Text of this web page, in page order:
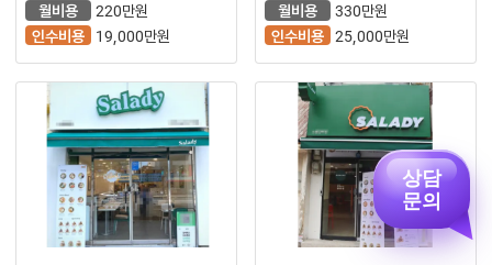
월비용
220만원
인수비용
19,000만원
월비용
330만원
인수비용 25,000만원
상담
문의